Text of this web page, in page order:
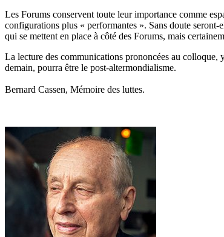
Les Forums conservent toute leur importance comme
configurations plus « performantes ». Sans doute seront-
qui se mettent en place à côté des Forums, mais
La lecture des communications prononcées au colloque,
demain, pourra être le post-altermondialisme.
Bernard Cassen, Mémoire des luttes.